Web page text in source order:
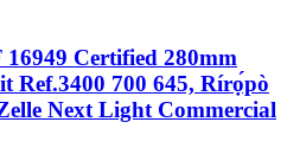
Certified 280mm
Ref.3400 700 645, Rírọ́pò
Next Light Commercial